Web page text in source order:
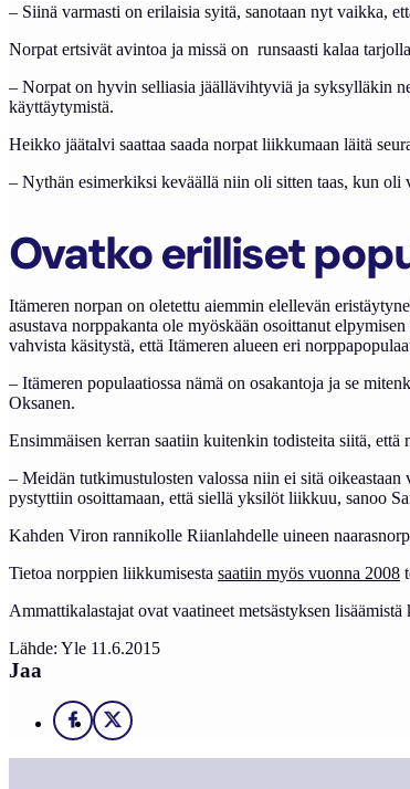
– Siinä varmasti on erilaisia syitä, sanotaan nyt vaikka,
Norpat ertsivät avintoa ja missä on runsaasti kalaa
– Norpat on hyvin selliasia jäällävihtyviä ja syksylläkin
käyttäytymistä.
Heikko jäätalvi saattaa saada norpat liikkumaan läitä
– Nythän esimerkiksi keväällä niin oli sitten taas, kun oli
Ovatko erilliset
Itämeren norpan on oletettu aiemmin elellevän
asustava norppakanta ole myöskään osoittanut
vahvista käsitystä, että Itämeren alueen eri
– Itämeren populaatiossa nämä on osakantoja ja se
Oksanen.
Ensimmäisen kerran saatiin kuitenkin todisteita siitä,
– Meidän tutkimustulosten valossa niin ei sitä
pystyttiin osoittamaan, että siellä yksilöt liikkuu, sanoo
Kahden Viron rannikolle Riianlahdelle uineen
Tietoa norppien liikkumisesta saatiin myös vuonna 2008
Ammattikalastajat ovat vaatineet metsästyksen
Lähde: Yle 11.6.2015
Jaa
Facebook
X